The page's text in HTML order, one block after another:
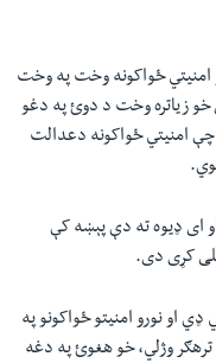
ځواکونه وخت په وخت
خو زیاتره وخت د دوئ په دغو
امنیتي ځواکونه دعدالت
ای ډيوه ته دې پېښه کې
کړی دی.
او نورو امنيتو ځواکونو په
ترهګر وژلي، خو هغوئ په دغه